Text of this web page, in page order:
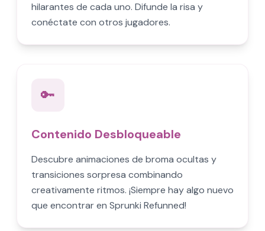
hilarantes de cada uno. Difunde la risa y
conéctate con otros jugadores.
🔑
Contenido Desbloqueable
Descubre animaciones de broma ocultas y
transiciones sorpresa combinando
creativamente ritmos. ¡Siempre hay algo nuevo
que encontrar en Sprunki Refunned!